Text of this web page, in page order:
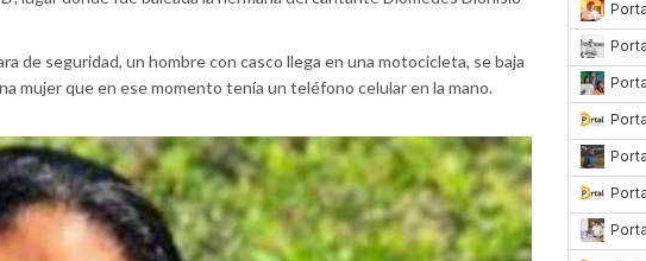
de seguridad, un hombre con casco llega en una motocicleta, se baja
mujer que en ese momento tenía un teléfono celular en la mano.